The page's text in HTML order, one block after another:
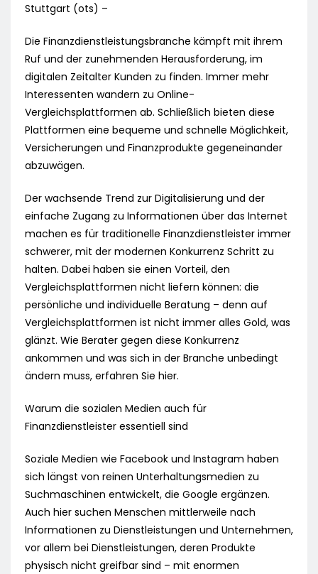
Stuttgart (ots) –
Die Finanzdienstleistungsbranche kämpft mit ihrem
Ruf und der zunehmenden Herausforderung, im
digitalen Zeitalter Kunden zu finden. Immer mehr
Interessenten wandern zu Online-
Vergleichsplattformen ab. Schließlich bieten diese
Plattformen eine bequeme und schnelle Möglichkeit,
Versicherungen und Finanzprodukte gegeneinander
abzuwägen.
Der wachsende Trend zur Digitalisierung und der
einfache Zugang zu Informationen über das Internet
machen es für traditionelle Finanzdienstleister immer
schwerer, mit der modernen Konkurrenz Schritt zu
halten. Dabei haben sie einen Vorteil, den
Vergleichsplattformen nicht liefern können: die
persönliche und individuelle Beratung – denn auf
Vergleichsplattformen ist nicht immer alles Gold, was
glänzt. Wie Berater gegen diese Konkurrenz
ankommen und was sich in der Branche unbedingt
ändern muss, erfahren Sie hier.
Warum die sozialen Medien auch für
Finanzdienstleister essentiell sind
Soziale Medien wie Facebook und Instagram haben
sich längst von reinen Unterhaltungsmedien zu
Suchmaschinen entwickelt, die Google ergänzen.
Auch hier suchen Menschen mittlerweile nach
Informationen zu Dienstleistungen und Unternehmen,
vor allem bei Dienstleistungen, deren Produkte
physisch nicht greifbar sind – mit enormen